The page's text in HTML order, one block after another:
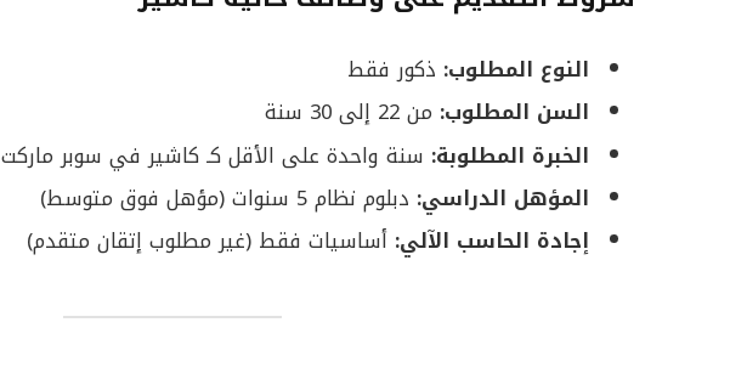
النوع المطلوب: ذكور فقط
السن المطلوب: من 22 إلى 30 سنة
الخبرة المطلوبة: سنة واحدة على الأقل كـ كاشير في سوبر ماركت
المؤهل الدراسي: دبلوم نظام 5 سنوات (مؤهل فوق متوسط)
إجادة الحاسب الآلي: أساسيات فقط (غير مطلوب إتقان متقدم)